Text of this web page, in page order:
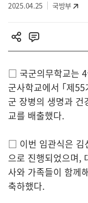
2025.04.25 국방부
□ 국군의무학교는
군사학교에서 ｢제
군 장병의 생명과
교를 배출했다.
□ 이번 임관식은 김
으로 진행되었으며,
사와 가족들이 함께
축하했다.